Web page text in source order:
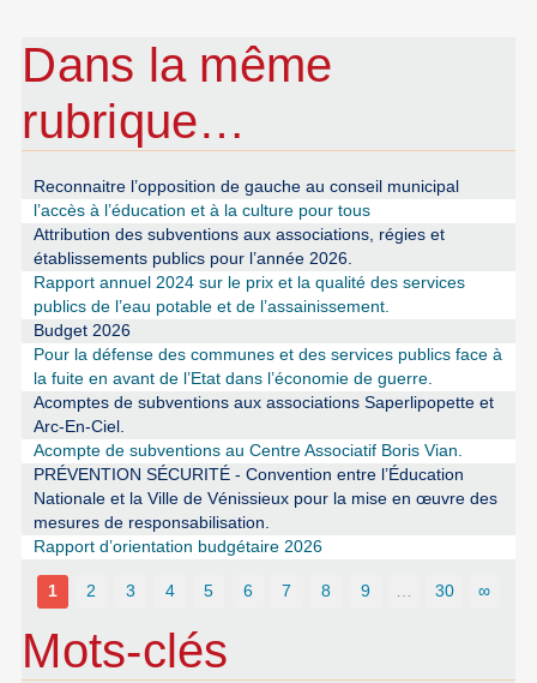
Dans la même
rubrique…
Reconnaitre l’opposition de gauche au conseil municipal
l’accès à l’éducation et à la culture pour tous
Attribution des subventions aux associations, régies et
établissements publics pour l’année 2026.
Rapport annuel 2024 sur le prix et la qualité des services
publics de l’eau potable et de l’assainissement.
Budget 2026
Pour la défense des communes et des services publics face à
la fuite en avant de l’Etat dans l’économie de guerre.
Acomptes de subventions aux associations Saperlipopette et
Arc-En-Ciel.
Acompte de subventions au Centre Associatif Boris Vian.
PRÉVENTION SÉCURITÉ - Convention entre l’Éducation
Nationale et la Ville de Vénissieux pour la mise en œuvre des
mesures de responsabilisation.
Rapport d’orientation budgétaire 2026
1 2 3 4 5 6 7 8 9 30 ∞
Mots-clés